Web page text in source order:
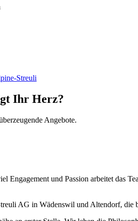
Ihr Herz?
Angebote.
Engagement und Passion arbeitet das
AG in Wädenswil und Altendorf,